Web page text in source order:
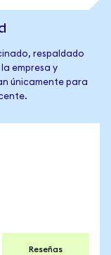
respaldado
empresa y
únicamente para
Reseñas